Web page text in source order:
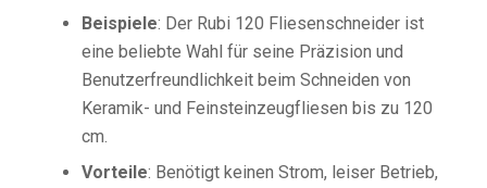
Beispiele: Der Rubi 120 Fliesenschneider ist
eine beliebte Wahl für seine Präzision und
Benutzerfreundlichkeit beim Schneiden von
Keramik- und Feinsteinzeugfliesen bis zu 120
cm.
Vorteile: Benötigt keinen Strom, leiser Betrieb,